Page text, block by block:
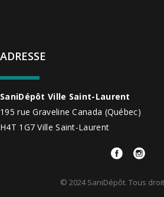
ADRESSE
SaniDépôt Ville Saint-Laurent
195 rue Graveline Canada (Québec)
H4T 1G7Ville Saint-Laurent
© 2024 SaniDépôt. Tous